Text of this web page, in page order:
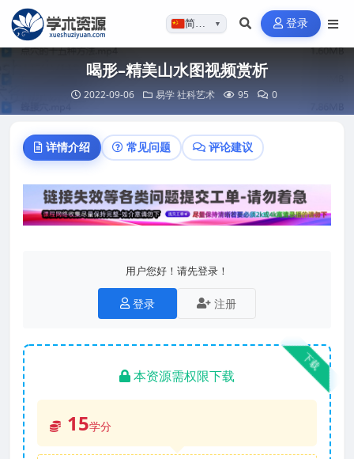
简体…▼ 登录
喝形–精美山水图视频赏析
2022-09-06 易学 社科艺术 95 0
详情介绍 常见问题 评论建议
用户您好！请先登录！
登录 注册
下载
本资源需权限下载
15学分